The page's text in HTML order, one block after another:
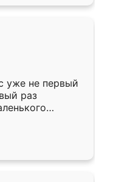
уже не первый
раз
второй раз
очень
быстрая,